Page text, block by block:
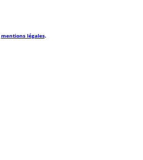
mentions légales.